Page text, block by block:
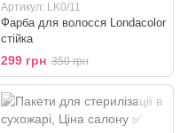
Артикул: LK0/11
Фарба для волосся Londacolor
стійка
299 грн 350 грн